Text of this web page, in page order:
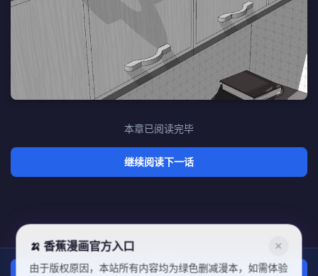
本章已阅读完毕
继续阅读下一话
上一话
🍌 香蕉漫画官方入口 ✕
由于版权原因，本站所有内容均为绿色删减漫本，如需体验